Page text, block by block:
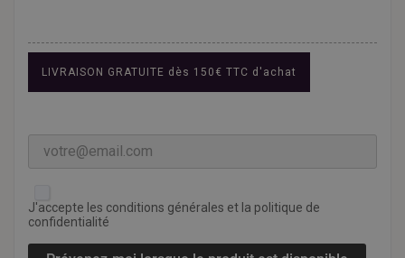
LIVRAISON GRATUITE dès 150€ TTC d'achat
J'accepte les conditions générales et la politique de
confidentialité